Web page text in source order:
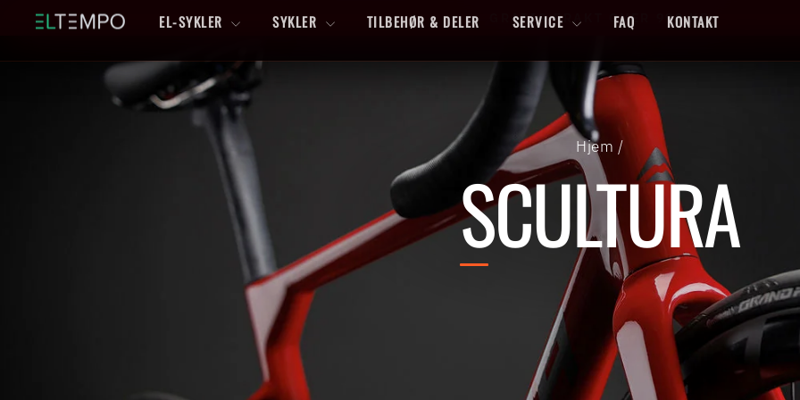
Hopp
Sett
på
pause
FERDIGMONTERT LEVERING TIL HELE NORGE
EL-SYKLER SYKLER TILBEHØR & DELER SERVICE FAQ KONTAKT
Hjem /
SCULTURA